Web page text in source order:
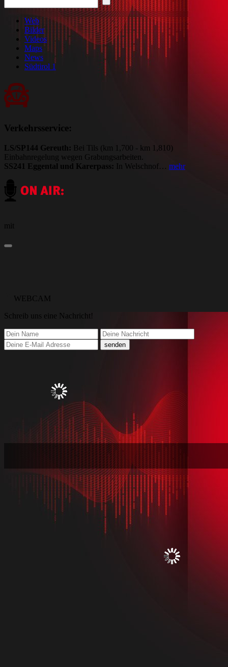
Web
Bilder
Videos
Maps
News
Südtirol 1
Verkehrsservice:
LS/SP144 Gereuth: Bei Tils (km 1,700 - km 1,810)
Einbahnregelung wegen Grabungsarbeiten.
SS241 Eggental und Karerpass: In Welschnof… mehr
mit
WEBCAM
Schreib uns eine Nachricht!